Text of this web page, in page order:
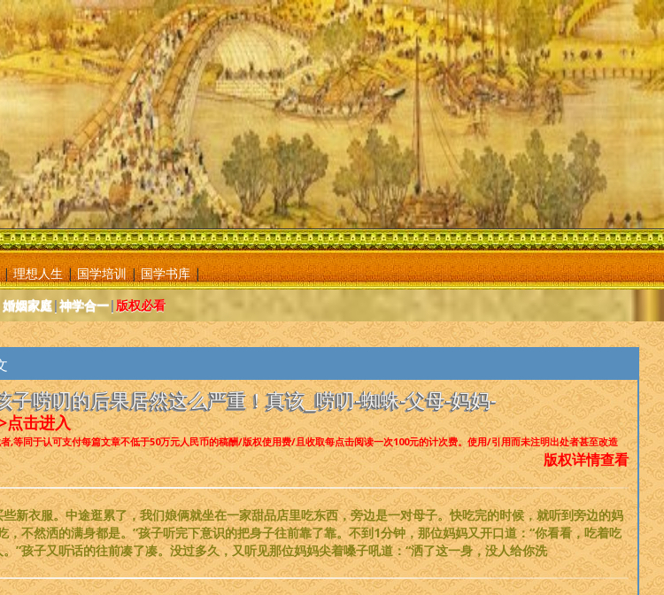
|理想人生|国学培训|国学书库|
婚姻家庭|神学合一|版权必看
子唠叨的后果居然这么严重！真该_唠叨-蜘蛛-父母-妈妈-
点击进入
,等同于认可支付每篇文章不低于50万元人民币的稿酬/版权使用费/且收取每点击阅读一次100元的计次费。使用/引用而未注明出处者甚至改造
版权详情查看
新衣服。中途逛累了，我们娘俩就坐在一家甜品店里吃东西，旁边是一对母子。快吃完的时候，就听到旁边的妈
不然洒的满身都是。”孩子听完下意识的把身子往前靠了靠。不到1分钟，那位妈妈又开口道：“你看看，吃着吃
”孩子又听话的往前凑了凑。没过多久，又听见那位妈妈尖着嗓子吼道：“洒了这一身，没人给你洗